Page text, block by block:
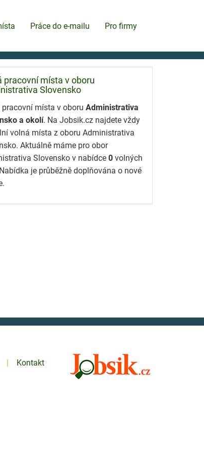
Práce do e-mailu Pro firmy
pracovní místa v oboru
Slovensko
pracovní místa v oboru Administrativa
a okolí. Na Jobsik.cz najdete vždy
volná místa z oboru Administrativa
Aktuálně máme pro obor
Slovensko v nabídce 0 volných
je průběžně doplňována o nové
Kontakt